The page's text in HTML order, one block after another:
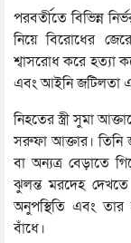
পরবর্তীতে বিভিন্ন
নিয়ে বিরোধের
শ্বাসরোধ করে হত্যা
এবং আইনি জটিলতা
নিহতের স্ত্রী সুমা
সরুফা আক্তার। তিনি
বা অন্যত্র বেড়াতে
ঝুলন্ত মরদেহ দেখতে
অনুপস্থিতি এবং তার
বাঁধে।